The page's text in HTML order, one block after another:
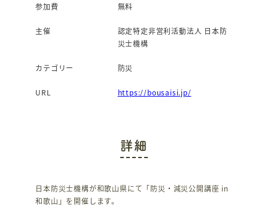
参加費 無料
主催
認定特定非営利活動法人 日本防
災士機構
カテゴリー 防災
URL https://bousaisi.jp/
詳細
日本防災士機構が和歌山県にて「防災・減災公開講座 in
和歌山」を開催します。